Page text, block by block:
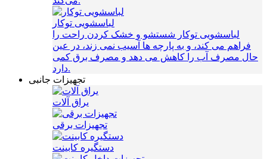
لباسشویی توکار
لباسشویی توکار شستشو و خشک کردن راحت را
فراهم می کند، و به پارچه ها آسیب نمی زند، در عین
حال مصرف آب را کاهش می دهد و مصرف برق کمی
دارد.
تجهیزات جانبی
یراق آلات
تجهیزات برقی
دستگیره کابینت